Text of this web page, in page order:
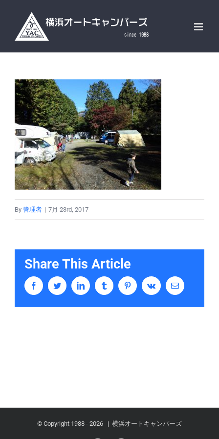
content
By 管理者 | 7月 23rd, 2017
Share This Article
FacebookTwitterLinkedIn Tumblr PinterestVk Email
© Copyright 1988 - 2026 | 横浜オートキャンパーズ